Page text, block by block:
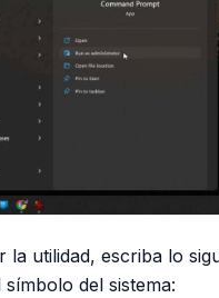
la utilidad, escriba lo
del sistema: